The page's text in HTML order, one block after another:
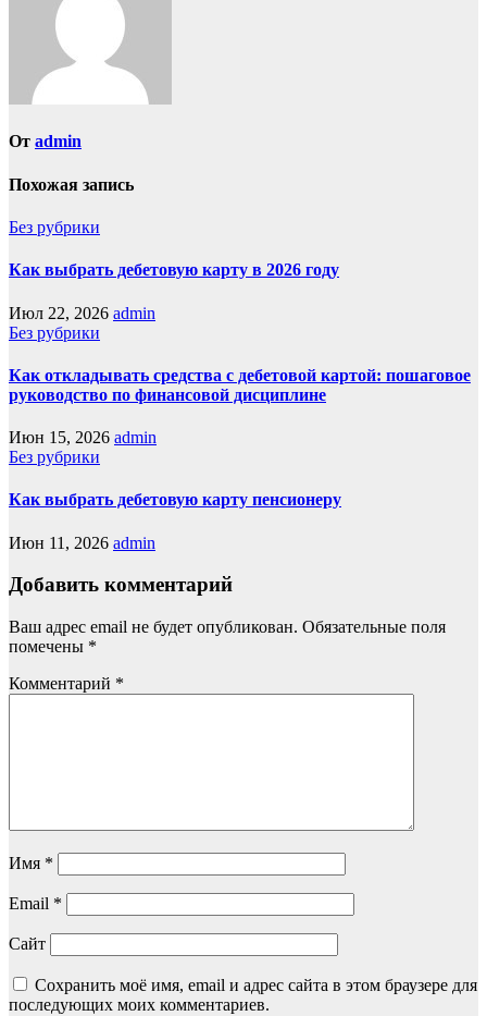
От admin
Похожая запись
Без рубрики
Как выбрать дебетовую карту в 2026 году
Июл 22, 2026 admin
Без рубрики
Как откладывать средства с дебетовой картой: пошаговое
руководство по финансовой дисциплине
Июн 15, 2026 admin
Без рубрики
Как выбрать дебетовую карту пенсионеру
Июн 11, 2026 admin
Добавить комментарий
Ваш адрес email не будет опубликован. Обязательные поля
помечены *
Комментарий *
Имя *
Email *
Сайт
Сохранить моё имя, email и адрес сайта в этом браузере для
последующих моих комментариев.